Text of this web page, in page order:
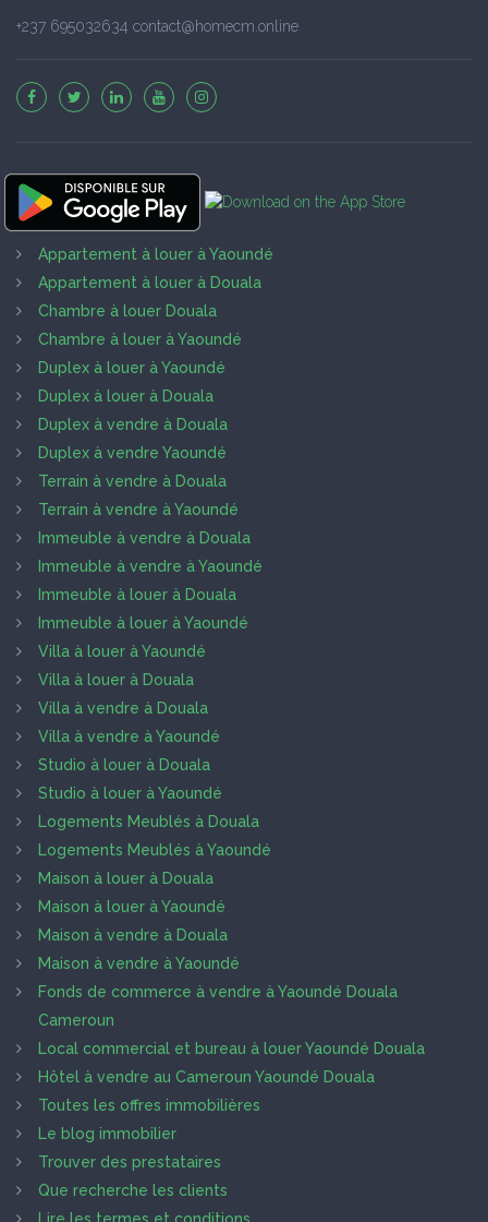
+237 695032634 contact@homecm.online
Appartement à louer à Yaoundé
Appartement à louer à Douala
Chambre à louer Douala
Chambre à louer à Yaoundé
Duplex à louer à Yaoundé
Duplex à louer à Douala
Duplex à vendre à Douala
Duplex à vendre Yaoundé
Terrain à vendre à Douala
Terrain à vendre à Yaoundé
Immeuble à vendre à Douala
Immeuble à vendre à Yaoundé
Immeuble à louer à Douala
Immeuble à louer à Yaoundé
Villa à louer à Yaoundé
Villa à louer à Douala
Villa à vendre à Douala
Villa à vendre à Yaoundé
Studio à louer à Douala
Studio à louer à Yaoundé
Logements Meublés à Douala
Logements Meublés à Yaoundé
Maison à louer à Douala
Maison à louer à Yaoundé
Maison à vendre à Douala
Maison à vendre à Yaoundé
Fonds de commerce à vendre à Yaoundé Douala
Cameroun
Local commercial et bureau à louer Yaoundé Douala
Hôtel à vendre au Cameroun Yaoundé Douala
Toutes les offres immobilières
Le blog immobilier
Trouver des prestataires
Que recherche les clients